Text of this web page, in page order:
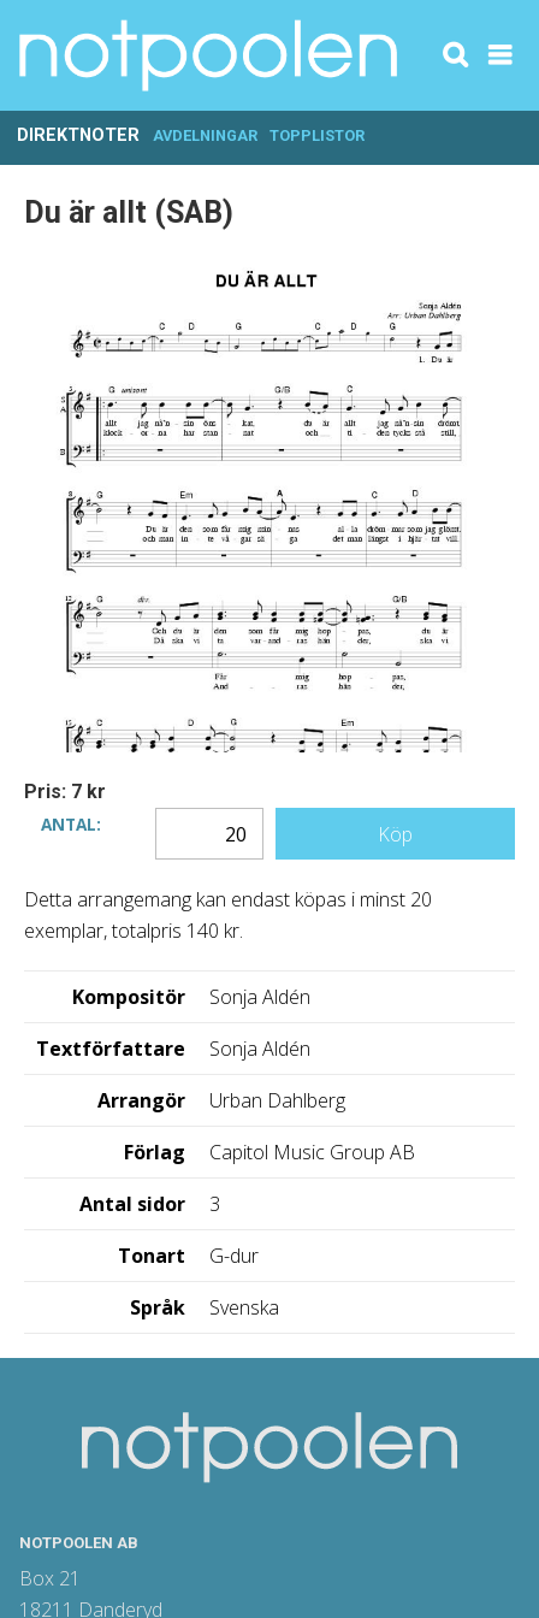
DIREKTNOTER AVDELNINGAR TOPPLISTOR
Du är allt (SAB)
Pris: 7 kr
ANTAL:
Köp
Detta arrangemang kan endast köpas i minst 20
exemplar, totalpris 140 kr.
Kompositör
Sonja Aldén
Textförfattare
Sonja Aldén
Arrangör
Urban Dahlberg
Förlag
Capitol Music Group AB
Antal sidor
3
Tonart
G-dur
Språk
Svenska
NOTPOOLEN AB
Box 21
18211 Danderyd